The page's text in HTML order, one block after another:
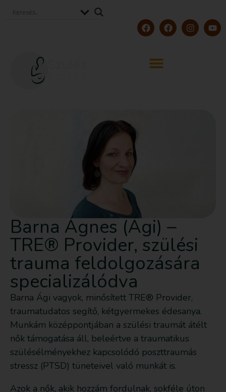
Barna Ágnes (Ági) –
TRE® Provider, szülési
trauma feldolgozására
specializálódva
Barna Ági vagyok, minősített TRE® Provider,
traumatudatos segítő, kétgyermekes édesanya.
Munkám középpontjában a szülési traumát átélt
nők támogatása áll, beleértve a traumatikus
szülésélményekhez kapcsolódó poszttraumás
stressz (PTSD) tüneteivel való munkát is.
Azok a nők, akik hozzám fordulnak, sokféle úton